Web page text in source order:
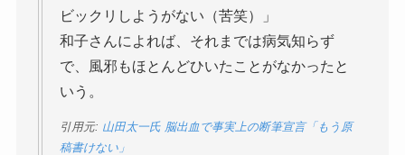
ビックリしようがない（苦笑）」
和子さんによれば、それまでは病気知らず
で、風邪もほとんどひいたことがなかったと
いう。
引用元: 山田太一氏 脳出血で事実上の断筆宣言「もう原
稿書けない」